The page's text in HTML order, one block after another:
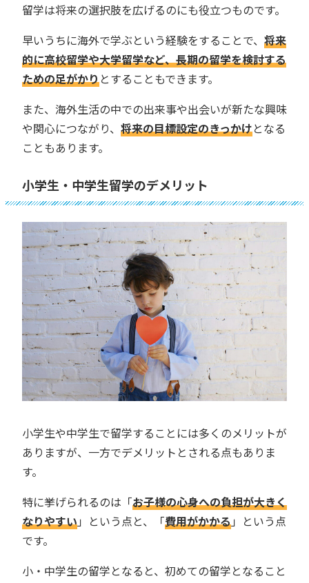
留学は将来の選択肢を広げるのにも役立つものです。
早いうちに海外で学ぶという経験をすることで、 将来
的に高校留学や大学留学など、長期の留学を検討する
ための足がかりとすることもできます。
また、海外生活の中での出来事や出会いが新たな興味
や関心につながり、 将来の目標設定のきっかけとなる
こともあります。
小学生・中学生留学のデメリット
小学生や中学生で留学することには多くのメリットが
ありますが、一方でデメリットとされる点もありま
す。
特に挙げられるのは「お子様の心身への負担が大きく
なりやすい」という点と、「費用がかかる」という点
です。
小・中学生の留学となると、初めての留学となること